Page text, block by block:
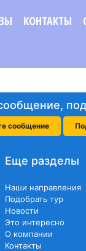
КОНТАКТЫ
сообщение
Еще разделы
Наши направления
Подобрать тур
Новости
Это интересно
О компании
Контакты